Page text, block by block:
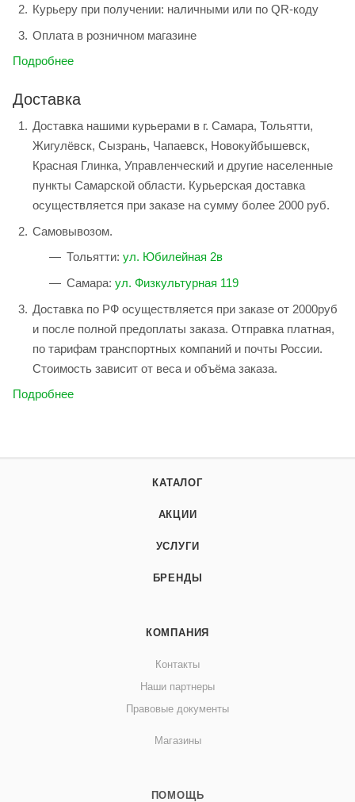
Курьеру при получении: наличными или по QR-коду
Оплата в розничном магазине
Подробнее
Доставка
Доставка нашими курьерами в г. Самара, Тольятти,
Жигулёвск, Сызрань, Чапаевск, Новокуйбышевск,
Красная Глинка, Управленческий и другие населенные
пункты Самарской области. Курьерская доставка
осуществляется при заказе на сумму более 2000 руб.
Самовывозом.
Тольятти: ул. Юбилейная 2в
Самара: ул. Физкультурная 119
Доставка по РФ осуществляется при заказе от 2000руб
и после полной предоплаты заказа. Отправка платная,
по тарифам транспортных компаний и почты России.
Стоимость зависит от веса и объёма заказа.
Подробнее
КАТАЛОГ
АКЦИИ
УСЛУГИ
БРЕНДЫ
КОМПАНИЯ
Контакты
Наши партнеры
Правовые документы
Магазины
ПОМОЩЬ